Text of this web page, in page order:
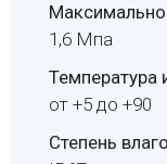
1,6 Мпа
Температура
от +5 до +90
Степень